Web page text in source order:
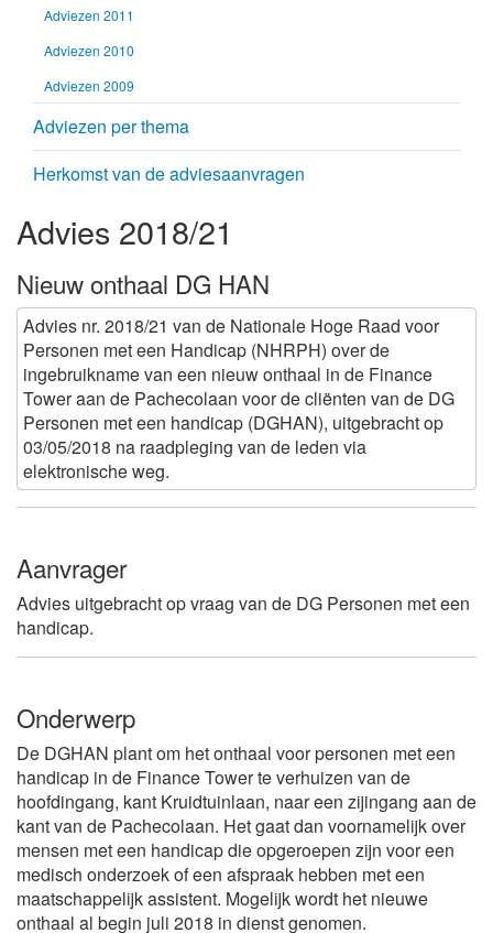
Adviezen 2011
Adviezen 2010
Adviezen 2009
Adviezen per thema
Herkomst van de adviesaanvragen
Advies 2018/21
Nieuw onthaal DG HAN
Advies nr. 2018/21 van de Nationale Hoge Raad voor
Personen met een Handicap (NHRPH) over de
ingebruikname van een nieuw onthaal in de Finance
Tower aan de Pachecolaan voor de cliënten van de DG
Personen met een handicap (DGHAN), uitgebracht op
03/05/2018 na raadpleging van de leden via
elektronische weg.
Aanvrager
Advies uitgebracht op vraag van de DG Personen met een
handicap.
Onderwerp
De DGHAN plant om het onthaal voor personen met een
handicap in de Finance Tower te verhuizen van de
hoofdingang, kant Kruidtuinlaan, naar een zijingang aan de
kant van de Pachecolaan. Het gaat dan voornamelijk over
mensen met een handicap die opgeroepen zijn voor een
medisch onderzoek of een afspraak hebben met een
maatschappelijk assistent. Mogelijk wordt het nieuwe
onthaal al begin juli 2018 in dienst genomen.